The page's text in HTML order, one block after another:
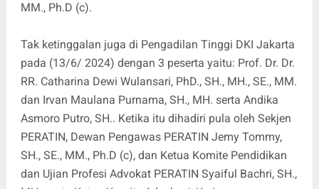
MM., Ph.D (c).
Tak ketinggalan juga di Pengadilan Tinggi DKI Jakarta
pada (13/6/ 2024) dengan 3 peserta yaitu: Prof. Dr. Dr.
RR. Catharina Dewi Wulansari, PhD., SH., MH., SE., MM.
dan Irvan Maulana Purnama, SH., MH. serta Andika
Asmoro Putro, SH.. Ketika itu dihadiri pula oleh Sekjen
PERATIN, Dewan Pengawas PERATIN Jemy Tommy,
SH., SE., MM., Ph.D (c), dan Ketua Komite Pendidikan
dan Ujian Profesi Advokat PERATIN Syaiful Bachri, SH.,